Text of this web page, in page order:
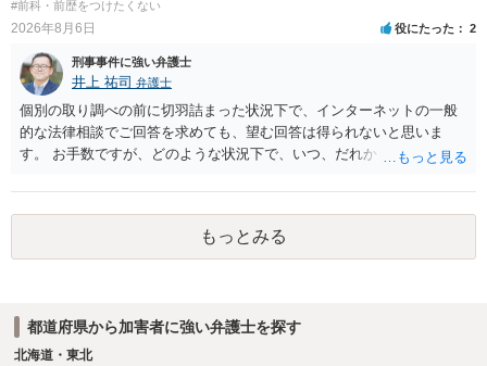
あれば本人の反省の言葉だけで十分であり、実刑となるか微妙な事案
いうのが実感です。
#前科・前歴をつけたくない
2026年8月6日 役にたった 2
刑事事件に強い弁護士
井上 祐司 弁護士
個別の取り調べの前に切羽詰まった状況下で、インターネットの一般
的な法律相談でご回答を求めても、望む回答は得られないと思いま
す。 お手数ですが、どのような状況下で、いつ、だれからどのような
の程度だと聞いているのかということについて、お近くで詳細な法律
相談を受けられたうえで対処方法を探された方がよいと思われます。
一般論でいえば、任意取り調べの場合、ＩＣレコーダーを持参して取
り調べ内容を録音することは必須だと考えます。
もっとみる
都道府県から加害者に強い弁護士を探す
北海道・東北